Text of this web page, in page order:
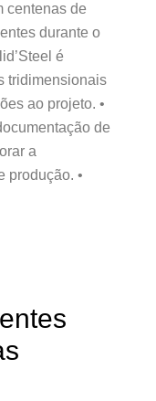
centenas de
durante o
é
tridimensionais
ao projeto. •
de
a
produção. •